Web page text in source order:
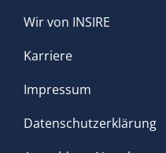
Wir von INSIRE
Karriere
Impressum
Datenschutzerklärung